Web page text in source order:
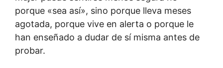
porque «sea así», sino porque lleva meses
agotada, porque vive en alerta o porque le
han enseñado a dudar de sí misma antes de
probar.